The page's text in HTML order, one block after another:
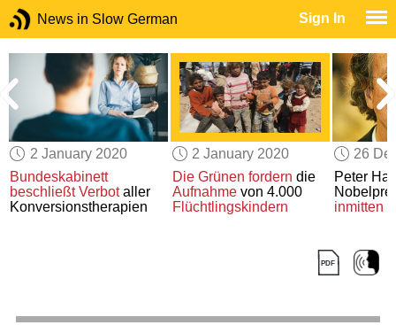
News in Slow German Sign In
2 January 2020
Bundeskabinett
beschließt Verbotaller
Konversionstherapien
2 January 2020
Die Grünen fordern die
Aufnahmevon 4.000
Flüchtlingskindern
26
Peter
inmitten